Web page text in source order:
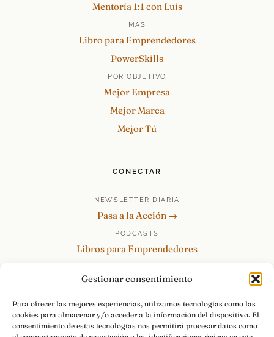
Gestionar consentimiento
Para ofrecer las mejores experiencias, utilizamos tecnologías como las
cookies para almacenar y/o acceder a la información del dispositivo. El
consentimiento de estas tecnologías nos permitirá procesar datos como
Mentoría 1:1 con Luis
MÁS
Libro para Emprendedores
PowerSkills
POR OBJETIVO
Mejor Empresa
Mejor Marca
Mejor Tú
CONECTAR
NEWSLETTER DIARIA
Pasa a la Acción →
PODCASTS
Libros para Emprendedores
re:Invéntate / PowerSkills
MENTOR360
HABLAMOS